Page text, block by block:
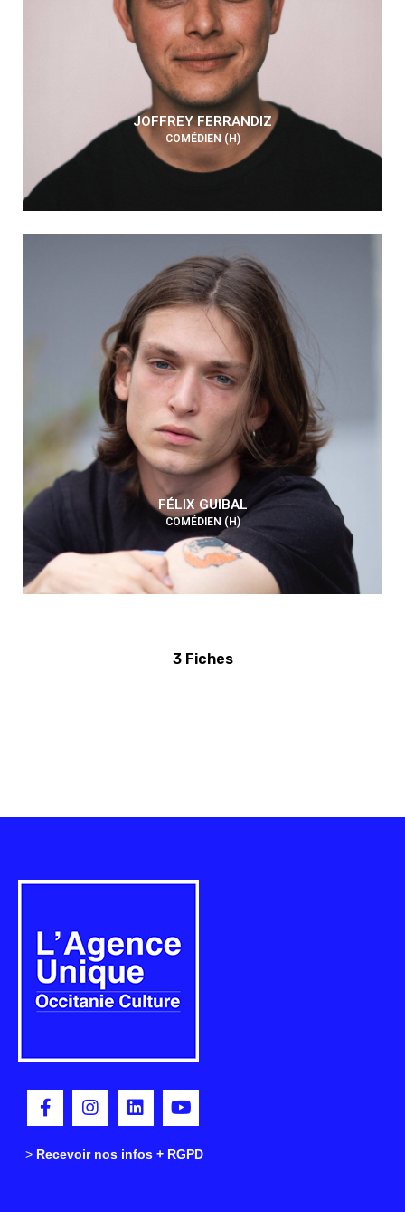
JOFFREY FERRANDIZ
COMÉDIEN (H)
FÉLIX GUIBAL
COMÉDIEN (H)
3 Fiches
> Recevoir nos infos + RGPD